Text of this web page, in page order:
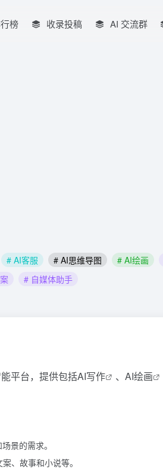
榜 收录投稿 AI 交流群
# AI客服 # AI思维导图 # AI绘画
# 自媒体助手
平台，提供包括AI写作 、 AI绘画
景的需求。
、故事和小说等。